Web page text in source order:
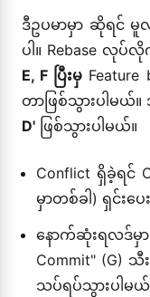
ဒီဥပမာမှာ ဆိုရင်
ပါ။ Rebase လုပ်
E, F ပြီးမှ
တာဖြစ်သွားပါမ
D' ဖြစ်သွားပါမယ်။
Conflict ရှိခဲ့ရင်
မှာတစ်ခါ) ရှင်းပေ
နောက်ဆုံးရလဒ်
Commit" (G)
သပ်ရပ်သွားပါမယ်